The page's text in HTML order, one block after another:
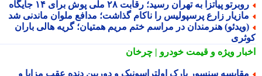
پیاتزا به تهران رسید؛ رقابت ۲۸ ملی پوش برای ۱۴ جایگاه
زارع پرسپولیس را ناکام گذاشت؛ مدافع ملوان ماندنی شد
هنرمندان در مراسم ختم مریم همتیان؛ گریه هالی باران
ویژهو قیمت خودرو | چرخان
سنسور پارک اولتراسونیک و دوربین دنده عقب مزایا و